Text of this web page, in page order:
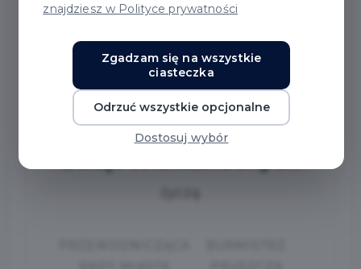
Zdrowych,
pogodnych i pełnych
radości
znajdziesz w Polityce prywatności
Zgadzam się na wszystkie
ciasteczka
Odrzuć wszystkie opcjonalne
Dostosuj wybór